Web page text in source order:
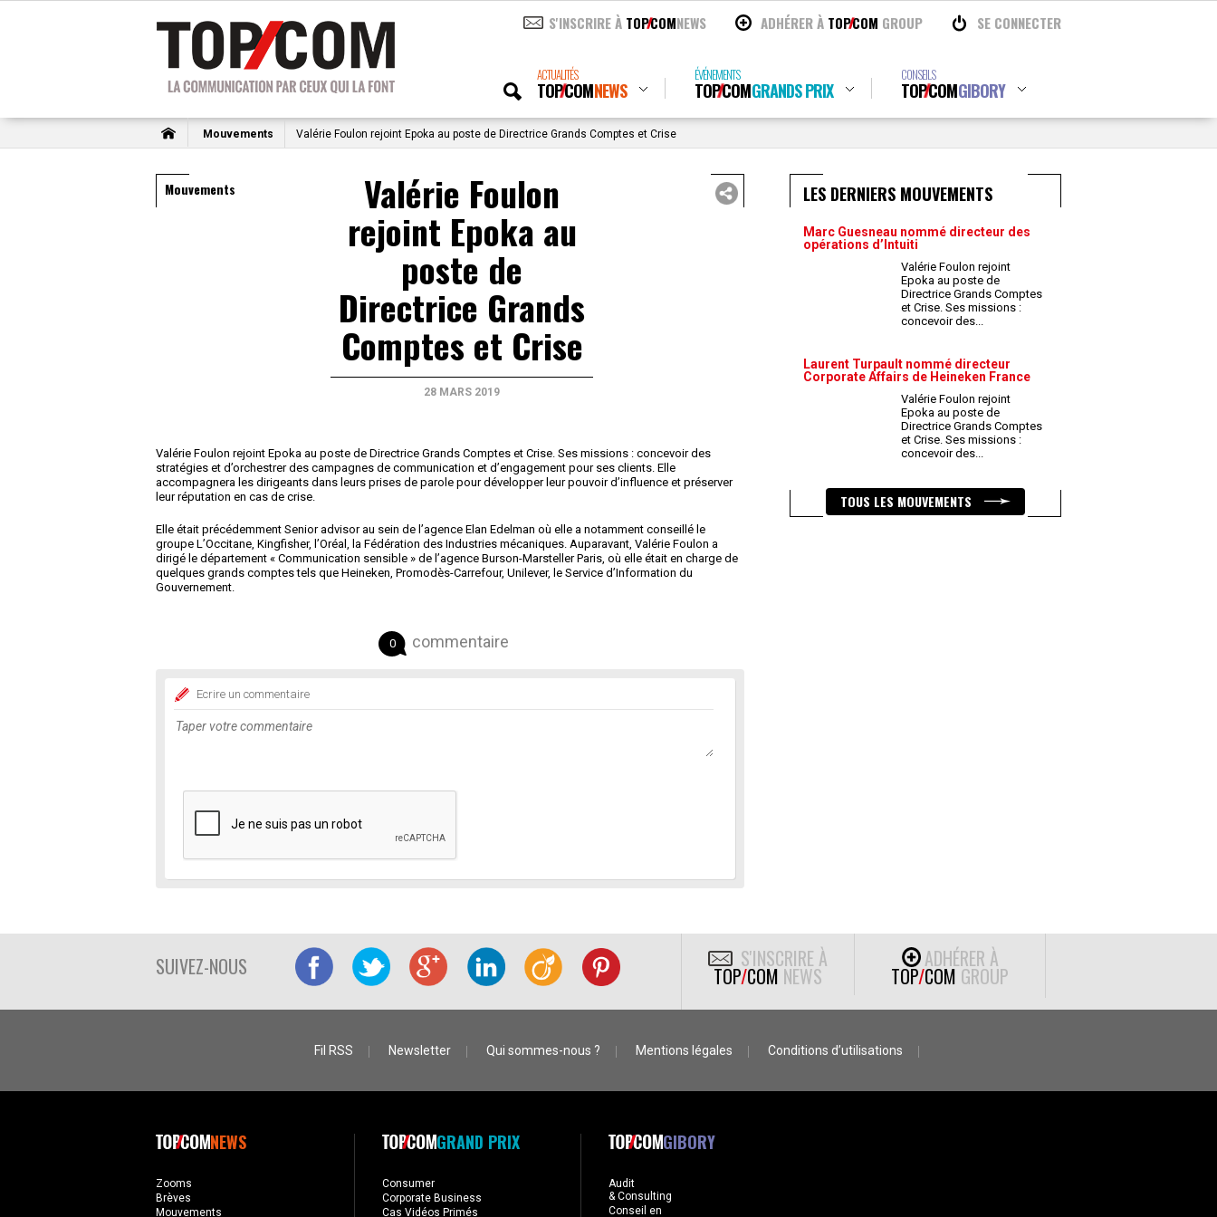
S'INSCRIRE À TOPCOMNEWS ADHÉRER À TOPCOM GROUP SE CONNECTER
ACTUALITÉS
TOPCOMNEWS
ÉVÉNEMENTS
TOPCOMGRANDS PRIX
CONSEILS
TOPCOMGIBORY
Mouvements Valérie Foulon rejoint Epoka au poste de Directrice Grands Comptes et Crise
Mouvements Valérie Foulon
rejoint Epoka au
poste de
Directrice Grands
Comptes et Crise
28 MARS 2019
Valérie Foulon rejoint Epoka au poste de Directrice Grands Comptes et Crise. Ses missions : concevoir des
stratégies et d’orchestrer des campagnes de communication et d’engagement pour ses clients. Elle
accompagnera les dirigeants dans leurs prises de parole pour développer leur pouvoir d’influence et préserver
leur réputation en cas de crise.
Elle était précédemment Senior advisor au sein de l’agence Elan Edelman où elle a notamment conseillé le
groupe L’Occitane, Kingfisher, l’Oréal, la Fédération des Industries mécaniques. Auparavant, Valérie Foulon a
dirigé le département « Communication sensible » de l’agence Burson-Marsteller Paris, où elle était en charge de
quelques grands comptes tels que Heineken, Promodès-Carrefour, Unilever, le Service d’Information du
Gouvernement.
0 commentaire
Ecrire un commentaire
LES DERNIERS MOUVEMENTS
Marc Guesneau nommé directeur des
opérations d’Intuiti
Valérie Foulon rejoint
Epoka au poste de
Directrice Grands Comptes
et Crise. Ses missions :
concevoir des...
Laurent Turpault nommé directeur
Corporate Affairs de Heineken France
Valérie Foulon rejoint
Epoka au poste de
Directrice Grands Comptes
et Crise. Ses missions :
concevoir des...
TOUS LES MOUVEMENTS
SUIVEZ-NOUS S'INSCRIRE À
TOP/COM NEWS
ADHÉRER À
TOP/COM GROUP
Fil RSS Newsletter Qui sommes-nous ? Mentions légales Conditions d’utilisations
NEWS
Zooms
Brèves
Mouvements
GRAND PRIX
Consumer
Corporate Business
Cas Vidéos Primés
GIBORY
Audit
& Consulting
Conseil en